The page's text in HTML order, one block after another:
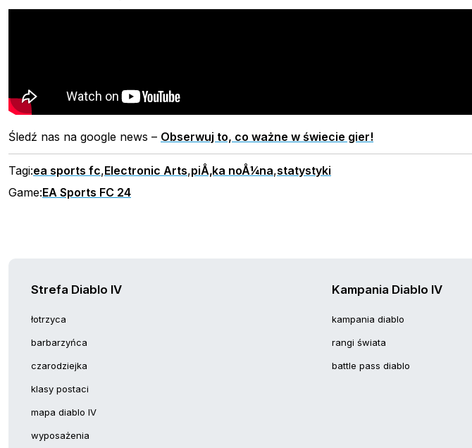
Śledź nas na google news – Obserwuj to, co ważne w świecie gier!
Tagi:ea sports fc,Electronic Arts,piÅ‚ka noÅ¼na,statystyki
Game:EA Sports FC 24
Strefa Diablo IV
łotrzyca
barbarzyńca
czarodziejka
klasy postaci
mapa diablo IV
wyposażenia
Kampania Diablo IV
kampania diablo
rangi świata
battle pass diablo